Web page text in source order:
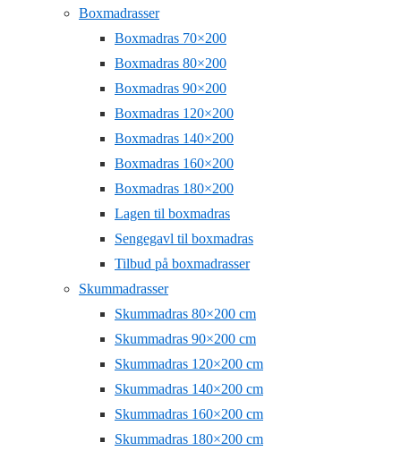
Boxmadrasser
Boxmadras 70×200
Boxmadras 80×200
Boxmadras 90×200
Boxmadras 120×200
Boxmadras 140×200
Boxmadras 160×200
Boxmadras 180×200
Lagen til boxmadras
Sengegavl til boxmadras
Tilbud på boxmadrasser
Skummadrasser
Skummadras 80×200 cm
Skummadras 90×200 cm
Skummadras 120×200 cm
Skummadras 140×200 cm
Skummadras 160×200 cm
Skummadras 180×200 cm